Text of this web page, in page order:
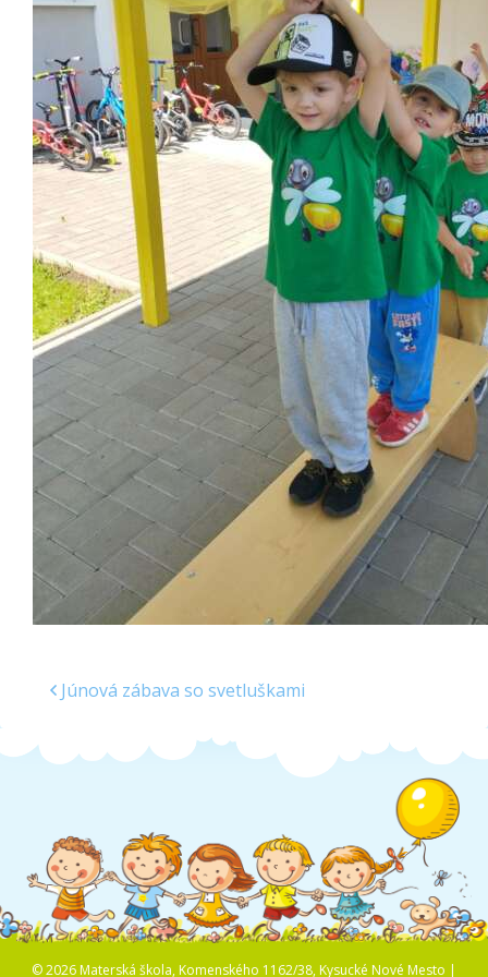
Školská jedáleň
Jedálny lístok
Kontakt
Ochrana osobných
údajov – GDPR
Vzdelávanie
zamestnancov
Júnová zábava so svetluškami
© 2026 Materská škola, Komenského 1162/38, Kysucké Nové Mesto |